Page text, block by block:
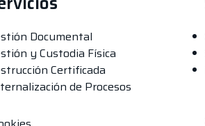
Documental
y Custodia Física
Certificada
de Procesos